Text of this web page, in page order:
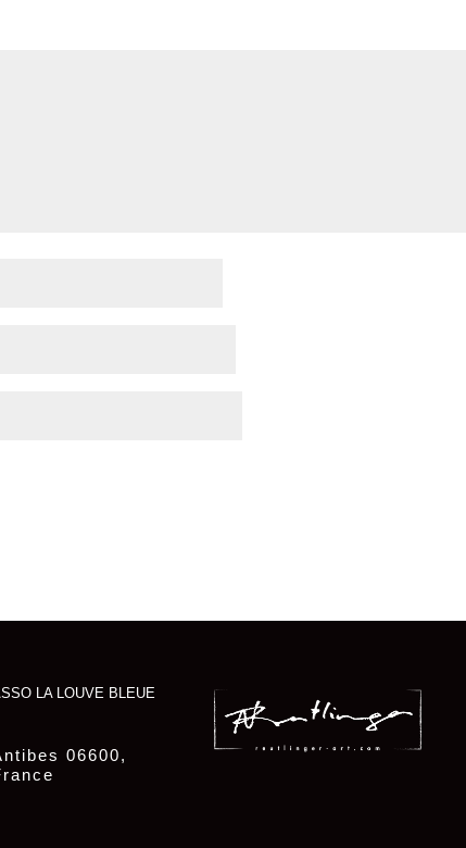
LA LOUVE BLEUE
06600,